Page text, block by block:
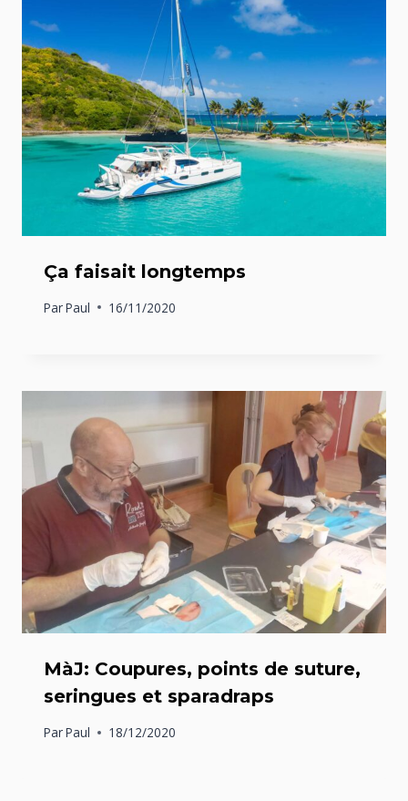
Ça faisait longtemps
ParPaul 16/11/2020
MàJ: Coupures, points de suture,
seringues et sparadraps
ParPaul 18/12/2020